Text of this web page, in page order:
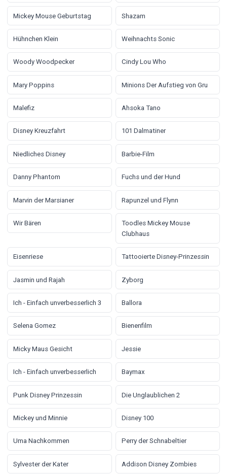
Mickey Mouse Geburtstag Shazam
Hühnchen Klein Weihnachts Sonic
Woody Woodpecker Cindy Lou Who
Mary Poppins Minions Der Aufstieg von Gru
Malefiz Ahsoka Tano
Disney Kreuzfahrt 101 Dalmatiner
Niedliches Disney Barbie-Film
Danny Phantom Fuchs und der Hund
Marvin der Marsianer Rapunzel und Flynn
Wir Bären
Toodles Mickey Mouse
Clubhaus
Eisenriese Tattooierte Disney-Prinzessin
Jasmin und Rajah Zyborg
Ich - Einfach unverbesserlich 3 Ballora
Selena Gomez Bienenfilm
Micky Maus Gesicht Jessie
Ich - Einfach unverbesserlich Baymax
Punk Disney Prinzessin Die Unglaublichen 2
Mickey und Minnie Disney 100
Uma Nachkommen Perry der Schnabeltier
Sylvester der Kater Addison Disney Zombies